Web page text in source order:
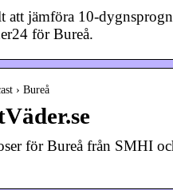
att jämföra 10-
för Bureå.
› Bureå
för Bureå från SMHI